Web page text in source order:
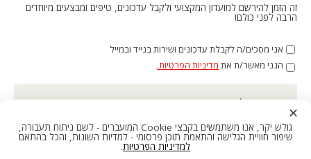
זה הזמן להירשם למועדון המקצועי ולקבל עדכונים, טיפים ומבצעים מיוחדים
הרבה לפני כולם!
אני מסכים/ה לקבלת עדכונים ושירות בנייד ובמייל
הנני מאשר/ת את מדיניות הפרטיות.
כתובת מייל
הרשמה ← סניפים צרו קשר
✕
גולש יקר, אנו משתמשים בקבצי Cookie המועברים - לשם ניתוח תעבורה,
שיפור חוויית הגלישה והתאמת תוכן פרסומי - למדיות השונות, והכל בהתאם
למדיניות הפרטיות.